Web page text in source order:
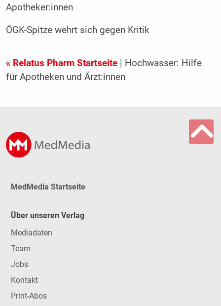
Apotheker:innen
ÖGK-Spitze wehrt sich gegen Kritik
« Relatus Pharm Startseite| Hochwasser: Hilfe
für Apotheken und Ärzt:innen
MedMedia Startseite
Über unseren Verlag
Mediadaten
Team
Jobs
Kontakt
Print-Abos